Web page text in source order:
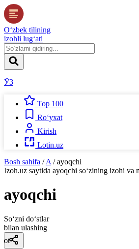
O‘zbek tilining
izohli lug‘ati
ЎЗ
Top 100
Ro‘yxat
Kirish
Lotin.uz
Bosh sahifa / A / ayoqchi
Izoh.uz saytida ayoqchi so‘zining izohi va
ayoqchi
So‘zni do‘stlar
bilan ulashing
ot